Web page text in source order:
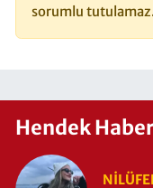
sorumlu
Hendek